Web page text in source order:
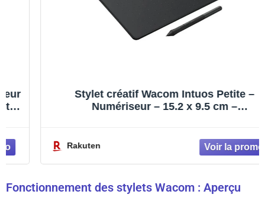
Stylet créatif Wacom Intuos Petite –
Numériseur – 15.2 x 9.5 cm –
Rakuten
Fonctionnement des stylets Wacom : Aperçu